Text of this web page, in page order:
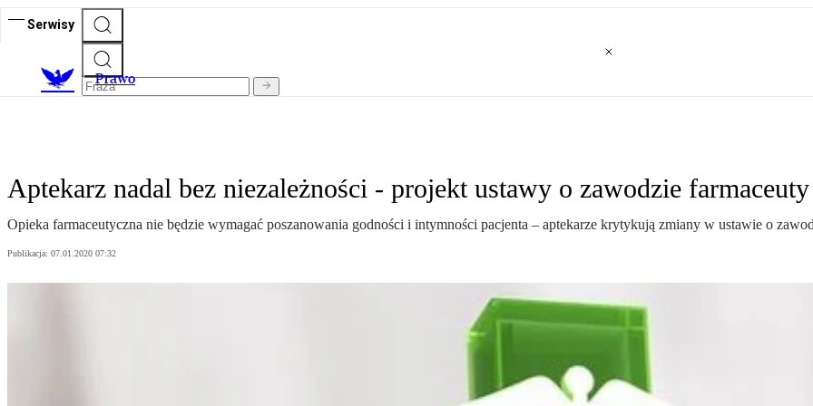
Serwisy
Prawo
Aptekarz nadal bez niezależności - projekt ustawy o zawodzie farmaceuty
Opieka farmaceutyczna nie będzie wymagać poszanowania godności i intymności pacjenta – aptekarze krytykują zmiany w ustawie o
Publikacja: 07.01.2020 07:32